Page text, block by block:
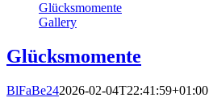
Glücksmomente
Gallery
Glücksmomente
BlFaBe242026-02-04T22:41:59+01:00